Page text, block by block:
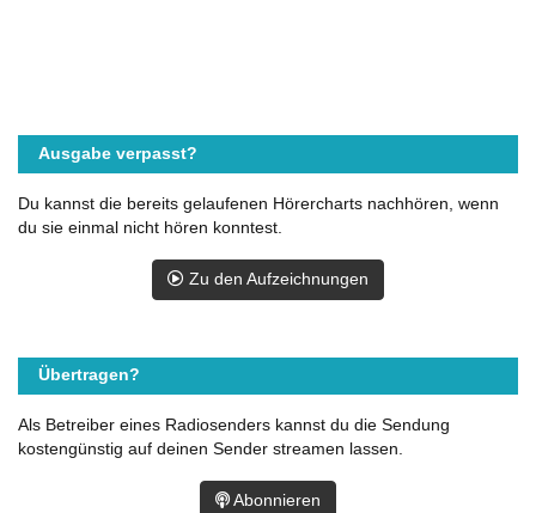
Ausgabe verpasst?
Du kannst die bereits gelaufenen Hörercharts nachhören, wenn
du sie einmal nicht hören konntest.
Zu den Aufzeichnungen
Übertragen?
Als Betreiber eines Radiosenders kannst du die Sendung
kostengünstig auf deinen Sender streamen lassen.
Abonnieren